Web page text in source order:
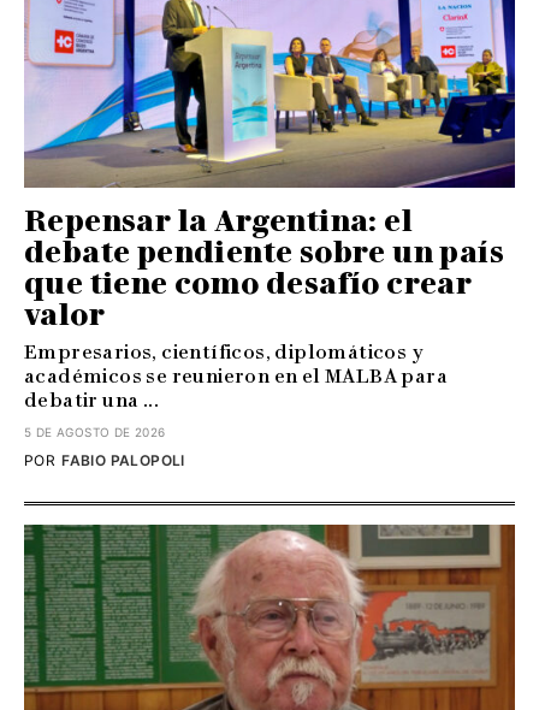
Repensar la Argentina: el
debate pendiente sobre un país
que tiene como desafío crear
valor
Empresarios, científicos, diplomáticos y
académicos se reunieron en el MALBA para
debatir una ...
5 DE AGOSTO DE 2026
FABIO PALOPOLI
POR